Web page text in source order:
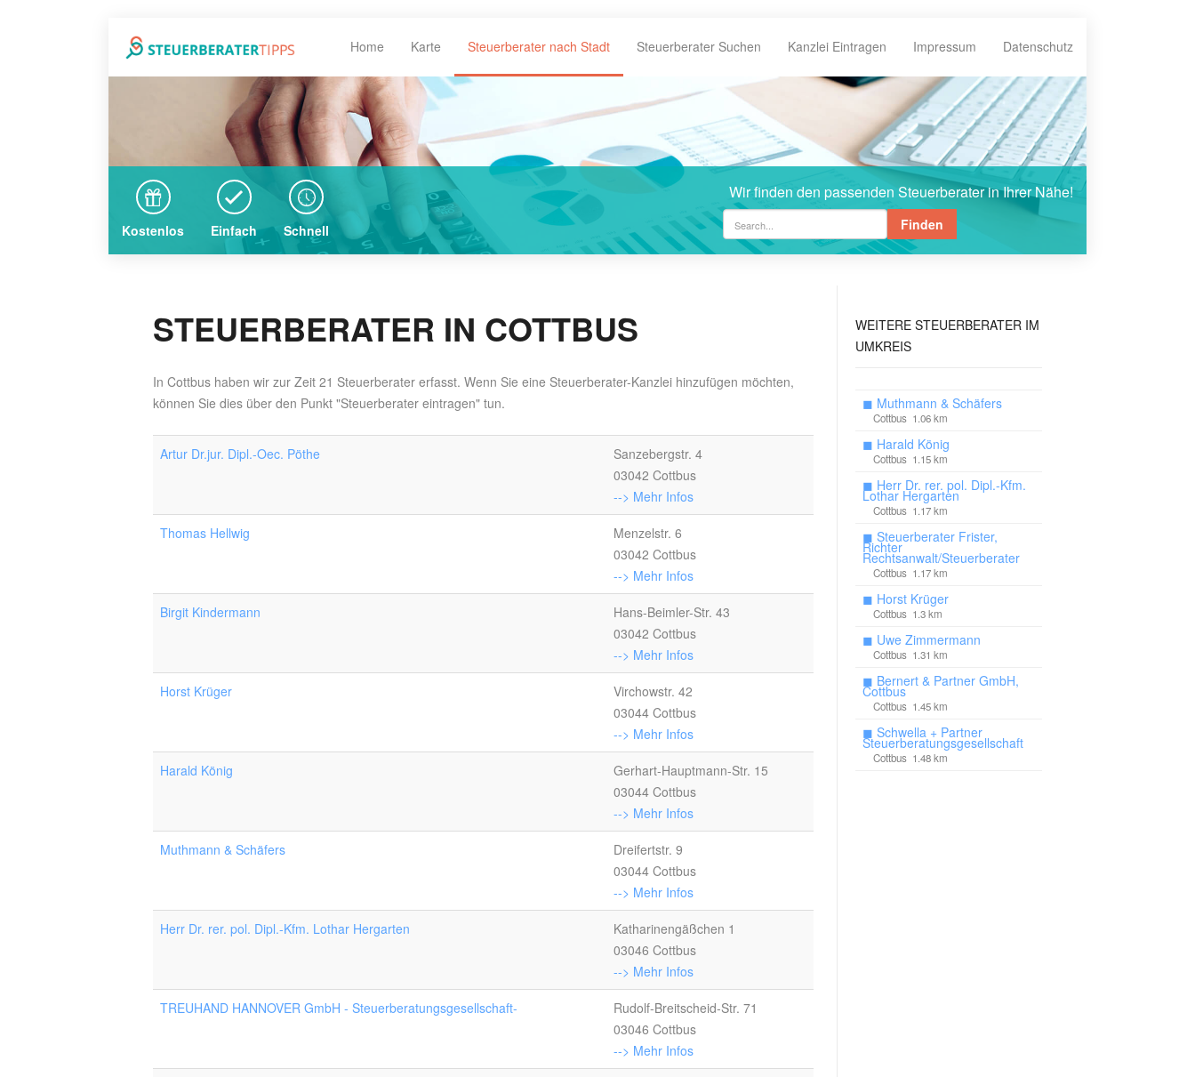
Home Karte Steuerberater nach Stadt Steuerberater Suchen Kanzlei Eintragen Impressum Datenschutz
Kostenlos Einfach Schnell
Wir finden den passenden Steuerberater in Ihrer Nähe!
Finden
STEUERBERATER IN COTTBUS
In Cottbus haben wir zur Zeit 21 Steuerberater erfasst. Wenn Sie eine Steuerberater-Kanzlei hinzufügen möchten,
können Sie dies über den Punkt "Steuerberater eintragen" tun.
Artur Dr.jur. Dipl.-Oec. Pöthe
Sanzebergstr. 4
03042 Cottbus
--> Mehr Infos
Thomas Hellwig
Menzelstr. 6
03042 Cottbus
--> Mehr Infos
Birgit Kindermann
Hans-Beimler-Str. 43
03042 Cottbus
--> Mehr Infos
Horst Krüger
Virchowstr. 42
03044 Cottbus
--> Mehr Infos
Harald König
Gerhart-Hauptmann-Str. 15
03044 Cottbus
--> Mehr Infos
Muthmann & Schäfers
Dreifertstr. 9
03044 Cottbus
--> Mehr Infos
Herr Dr. rer. pol. Dipl.-Kfm. Lothar Hergarten
Katharinengäßchen 1
03046 Cottbus
--> Mehr Infos
TREUHAND HANNOVER GmbH - Steuerberatungsgesellschaft-
Rudolf-Breitscheid-Str. 71
03046 Cottbus
--> Mehr Infos
WEITERE STEUERBERATER IM
UMKREIS
◼ Muthmann & Schäfers
Cottbus 1.06 km
◼ Harald König
Cottbus 1.15 km
◼ Herr Dr. rer. pol. Dipl.-Kfm.
Lothar Hergarten
Cottbus 1.17 km
◼ Steuerberater Frister,
Richter
Rechtsanwalt/Steuerberater
Cottbus 1.17 km
◼ Horst Krüger
Cottbus 1.3 km
◼ Uwe Zimmermann
Cottbus 1.31 km
◼ Bernert & Partner GmbH,
Cottbus
Cottbus 1.45 km
◼ Schwella + Partner
Steuerberatungsgesellschaft
Cottbus 1.48 km